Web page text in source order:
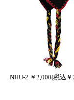
NHU-2 ￥2,000(税込￥